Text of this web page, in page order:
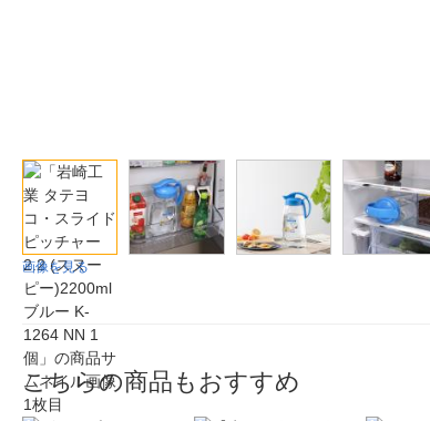
画像を見る
こちらの商品もおすすめ